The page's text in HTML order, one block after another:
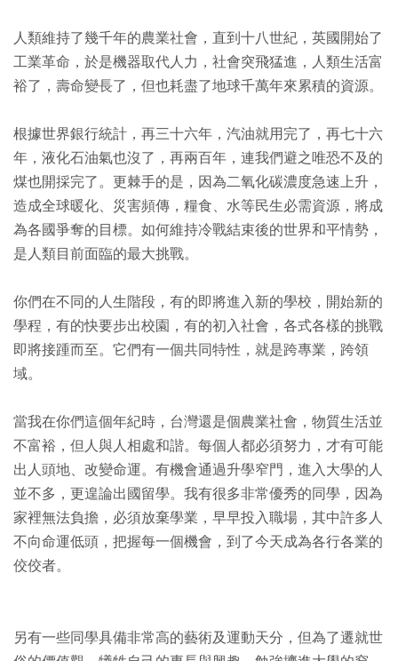
人類維持了幾千年的農業社會，直到十八世紀，英國開始了
工業革命，於是機器取代人力，社會突飛猛進，人類生活富
裕了，壽命變長了，但也耗盡了地球千萬年來累積的資源。
根據世界銀行統計，再三十六年，汽油就用完了，再七十六
年，液化石油氣也沒了，再兩百年，連我們避之唯恐不及的
煤也開採完了。更棘手的是，因為二氧化碳濃度急速上升，
造成全球暖化、災害頻傳，糧食、水等民生必需資源，將成
為各國爭奪的目標。如何維持冷戰結束後的世界和平情勢，
是人類目前面臨的最大挑戰。
你們在不同的人生階段，有的即將進入新的學校，開始新的
學程，有的快要步出校園，有的初入社會，各式各樣的挑戰
即將接踵而至。它們有一個共同特性，就是跨專業，跨領
域。
當我在你們這個年紀時，台灣還是個農業社會，物質生活並
不富裕，但人與人相處和諧。每個人都必須努力，才有可能
出人頭地、改變命運。有機會通過升學窄門，進入大學的人
並不多，更遑論出國留學。我有很多非常優秀的同學，因為
家裡無法負擔，必須放棄學業，早早投入職場，其中許多人
不向命運低頭，把握每一個機會，到了今天成為各行各業的
佼佼者。
另有一些同學具備非常高的藝術及運動天分，但為了遷就世